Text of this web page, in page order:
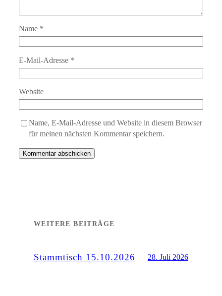
Name *
E-Mail-Adresse *
Website
Name, E-Mail-Adresse und Website in diesem Browser
für meinen nächsten Kommentar speichern.
WEITERE BEITRÄGE
Stammtisch 15.10.2026 28. Juli 2026